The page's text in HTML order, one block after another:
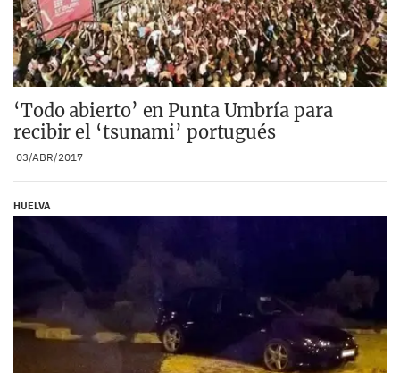
‘Todo abierto’ en Punta Umbría para
recibir el ‘tsunami’ portugués
03/ABR/2017
HUELVA